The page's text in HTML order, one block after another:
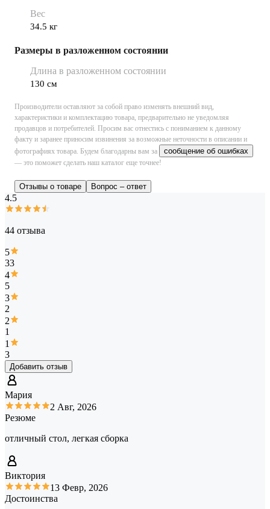
Вес
34.5 кг
Размеры в разложенном состоянии
Длина в разложенном состоянии
130 см
Производители оставляют за собой право изменять внешний вид,
характеристики и комплектацию товара, предварительно не уведомляя
продавцов и потребителей. Просим вас отнестись с пониманием к данному
факту и заранее приносим извинения за возможные неточности в описании и
фотографиях товара. Будем благодарны вам за сообщение об ошибках
— это поможет сделать наш каталог еще точнее!
Отзывы о товаре Вопрос – ответ
4.5
44 отзыва
5
33
4
5
3
2
2
1
1
3
Добавить отзыв
Мария
2 Авг, 2026
Резюме
отличный стол, легкая сборка
Виктория
13 Февр, 2026
Достоинства